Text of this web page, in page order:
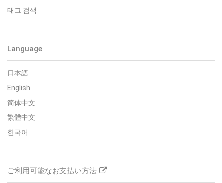
태그 검색
Language
日本語
English
简体中文
繁體中文
한국어
ご利用可能なお支払い方法